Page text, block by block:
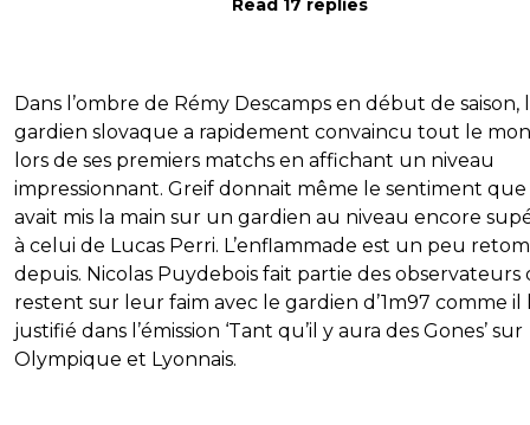
Read 17 replies
Dans l’ombre de Rémy Descamps en début de saison,
gardien slovaque a rapidement convaincu tout le
lors de ses premiers matchs en affichant un niveau
impressionnant. Greif donnait même le sentiment que
avait mis la main sur un gardien au niveau encore
à celui de Lucas Perri. L’enflammade est un peu
depuis. Nicolas Puydebois fait partie des observateurs
restent sur leur faim avec le gardien d’1m97 comme il
justifié dans l’émission ‘Tant qu’il y aura des Gones’ sur
Olympique et Lyonnais.